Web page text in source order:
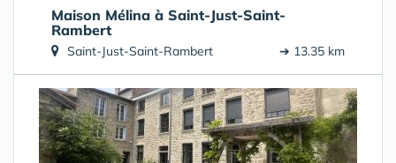
Maison Mélina à Saint-Just-Saint-
Rambert
Saint-Just-Saint-Rambert ➔ 13.35 km